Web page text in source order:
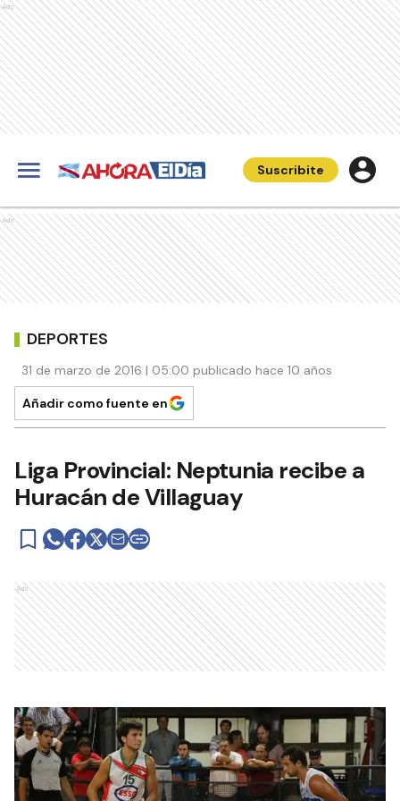
Ads
Suscribite
Ads
DEPORTES
31 de marzo de 2016 | 05:00 publicado hace 10 años
Añadir como fuente en
Liga Provincial: Neptunia recibe a
Huracán de Villaguay
Ads